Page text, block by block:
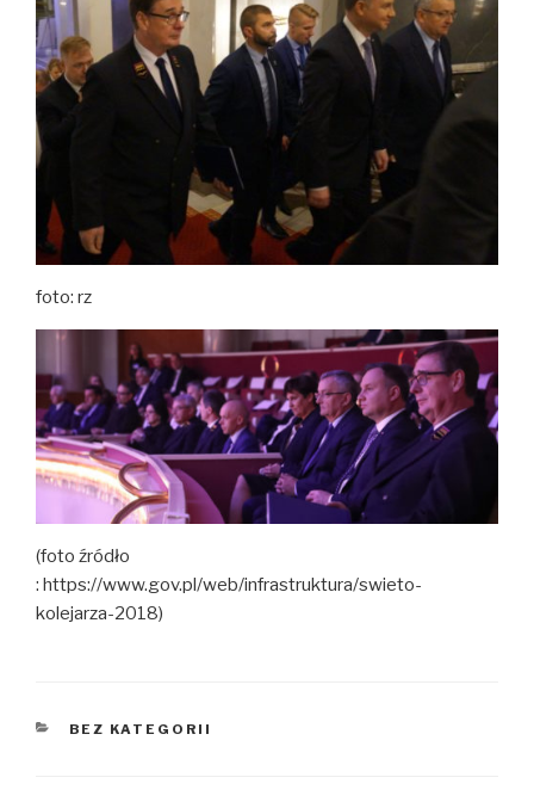
foto: rz
(foto źródło
: https://www.gov.pl/web/infrastruktura/swieto-
kolejarza-2018)
KATEGORIE
BEZ KATEGORII